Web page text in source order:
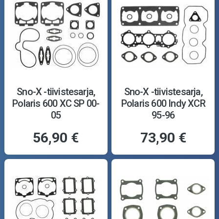
Sno-X -tiivistesarja,
Polaris 600 XC SP 00-
05
56,90 €
Sno-X -tiivistesarja,
Polaris 600 Indy XCR
95-96
73,90 €